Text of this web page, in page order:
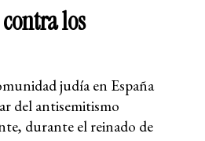
los
judía en España
del antisemitismo
durante el reinado de